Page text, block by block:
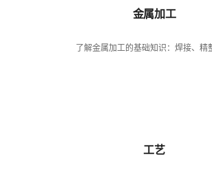
金属加工
了解金属加工的基础知识：焊接、精
工艺